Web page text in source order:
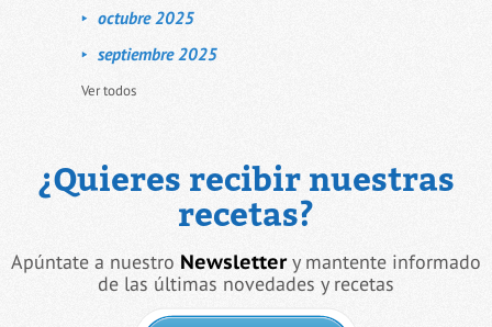
octubre 2025
septiembre 2025
Ver todos
¿Quieres recibir nuestras
recetas?
Apúntate a nuestro Newslettery mantente informado
de las últimas novedades y recetas